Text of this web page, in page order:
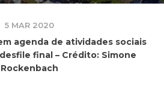
5 MAR 2020
agenda de atividades sociais
final – Crédito: Simone
Rockenbach